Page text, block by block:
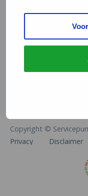
De Natuur en
Arthur van
Copyright ©
Privacy
Disclaimer